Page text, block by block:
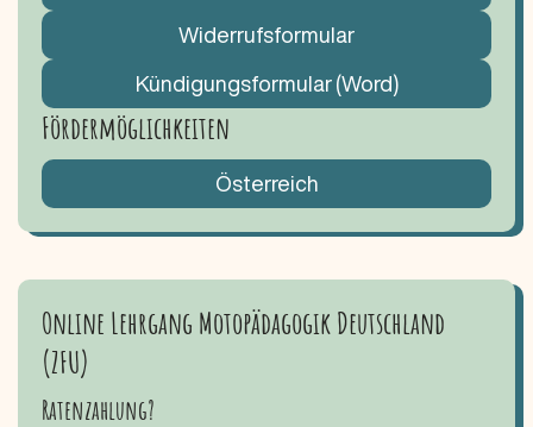
Widerrufsformular
Kündigungsformular (Word)
Fördermöglichkeiten
Österreich
Online Lehrgang Motopädagogik Deutschland
(ZFU)
Ratenzahlung?